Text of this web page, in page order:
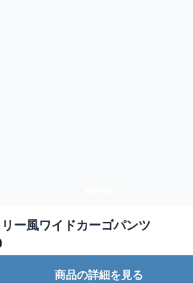
ー風ワイドカーゴパンツ
商品の詳細を見る